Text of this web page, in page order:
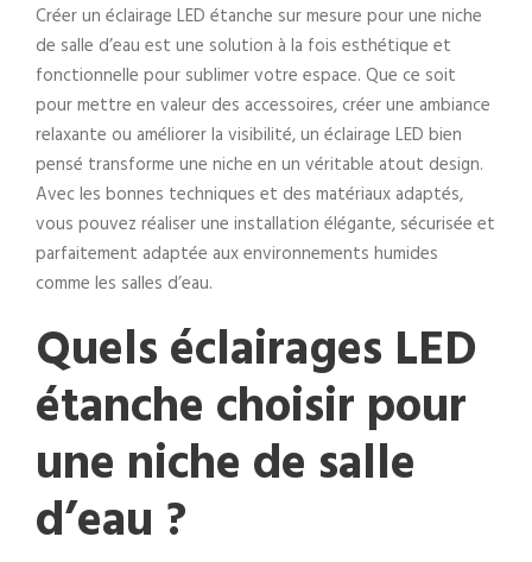
Créer un éclairage LED étanche sur mesure pour une niche
de salle d’eau est une solution à la fois esthétique et
fonctionnelle pour sublimer votre espace. Que ce soit
pour mettre en valeur des accessoires, créer une ambiance
relaxante ou améliorer la visibilité, un éclairage LED bien
pensé transforme une niche en un véritable atout design.
Avec les bonnes techniques et des matériaux adaptés,
vous pouvez réaliser une installation élégante, sécurisée et
parfaitement adaptée aux environnements humides
comme les salles d’eau.
Quels éclairages LED
étanche choisir pour
une niche de salle
d’eau ?